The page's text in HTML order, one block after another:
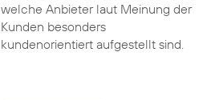
welche Anbieter laut Meinung der
Kunden besonders
kundenorientiert aufgestellt sind.